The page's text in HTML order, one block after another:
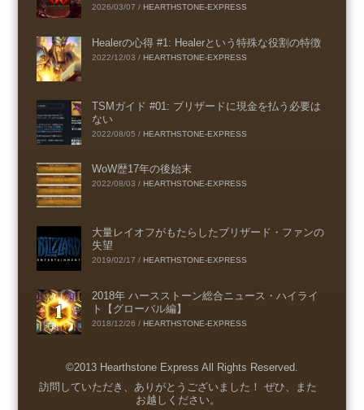
2026/03/07 / HEARTHSTONE-EXPRESS
Healerの心得 #1: Healerという特殊な役割の特徴
2022/12/03 / HEARTHSTONE-EXPRESS
TSMガイド #01: ブリザードに現金を払う必要は
ない
2022/08/05 / HEARTHSTONE-EXPRESS
WoW歴17年の後始末
2022/08/03 / HEARTHSTONE-EXPRESS
大量レイオフがもたらしたブリザード・ファンの
失望
2019/02/17 / HEARTHSTONE-EXPRESS
2018年 ハースストーン総合ニュース・ハイライ
ト【グローバル編】
2018/12/26 / HEARTHSTONE-EXPRESS
©2013 Hearthstone Express All Rights Reserved.
Menu
訪問していただき、ありがとうございました！ ぜひ、また
お越しください。